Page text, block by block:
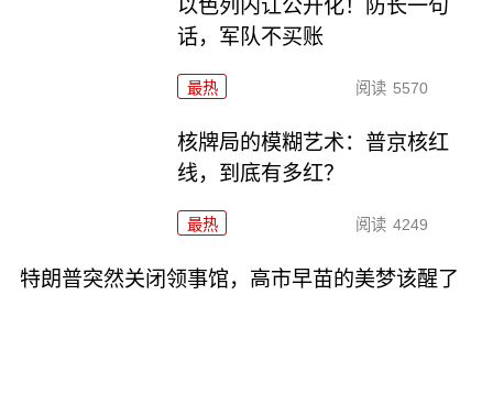
以色列内讧公开化！防长一句
话，军队不买账
最热 阅读 5570
核牌局的模糊艺术：普京核红
线，到底有多红？
最热 阅读 4249
特朗普突然关闭领事馆，高市早苗的美梦该醒了